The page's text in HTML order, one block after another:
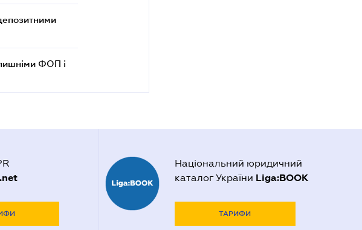
ФОП і
Національний юридичний
каталог України Liga:BOOK
ТАРИФИ